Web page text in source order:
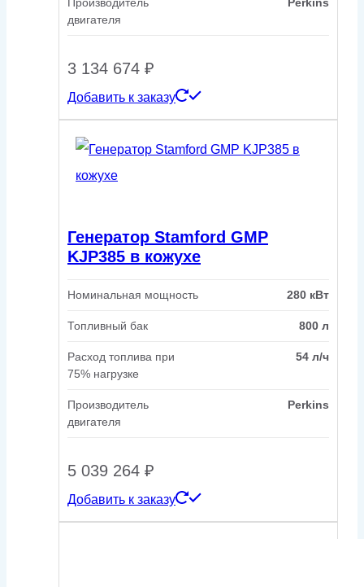
двигателя
3 134 674 ₽
Добавить к заказу
Генератор Stamford GMP
KJP385 в кожухе
Номинальная мощность 280 кВт
Топливный бак 800 л
Расход топлива при
75% нагрузке
54 л/ч
Производитель
двигателя
Perkins
5 039 264 ₽
Добавить к заказу